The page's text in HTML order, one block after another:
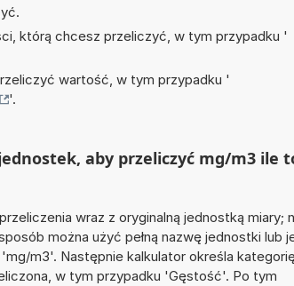
którą chcesz przeliczyć, w tym przypadku '
wartość, w tym przypadku '
'.
aby przeliczyć mg/m3 ile
wraz z oryginalną jednostką miary;
można użyć pełną nazwę jednostki lub
m3'. Następnie kalkulator określa
w tym przypadku 'Gęstość'. Po tym